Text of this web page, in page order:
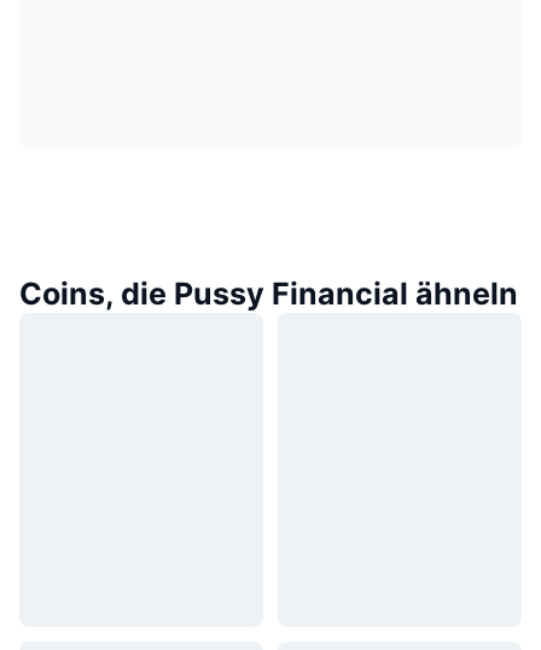
Coins, die Pussy Financial ähneln